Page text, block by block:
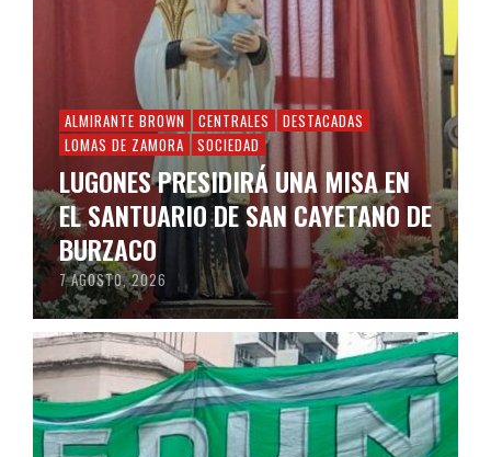
ALMIRANTE BROWN CENTRALES
DESTACADAS
LOMAS DE ZAMORA
SOCIEDAD
LUGONES PRESIDIRÁ UNA MISA EN
EL SANTUARIO DE SAN CAYETANO DE
BURZACO
7 AGOSTO, 2026